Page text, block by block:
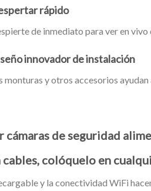
rápido
de inmediato para ver en
innovador de instalación
monturas y otros accesorios
cámaras de seguridad
cables, colóquelo en
y la conectividad WiFi